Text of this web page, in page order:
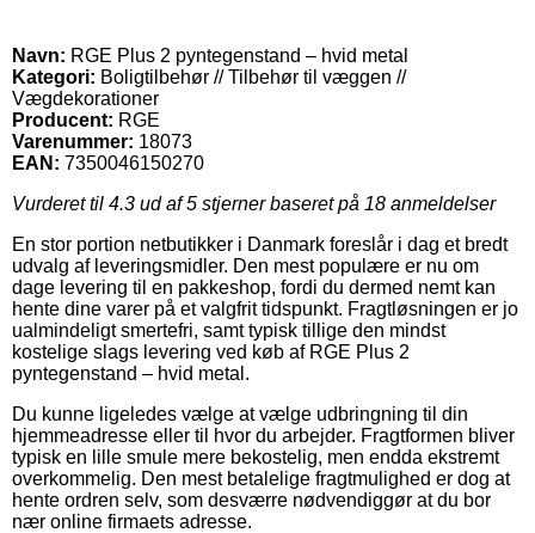
Navn: RGE Plus 2 pyntegenstand – hvid metal
Kategori: Boligtilbehør // Tilbehør til væggen //
Vægdekorationer
Producent: RGE
Varenummer: 18073
EAN: 7350046150270
Vurderet til 4.3 ud af 5 stjerner baseret på 18 anmeldelser
En stor portion netbutikker i Danmark foreslår i dag et bredt
udvalg af leveringsmidler. Den mest populære er nu om
dage levering til en pakkeshop, fordi du dermed nemt kan
hente dine varer på et valgfrit tidspunkt. Fragtløsningen er jo
ualmindeligt smertefri, samt typisk tillige den mindst
kostelige slags levering ved køb af RGE Plus 2
pyntegenstand – hvid metal.
Du kunne ligeledes vælge at vælge udbringning til din
hjemmeadresse eller til hvor du arbejder. Fragtformen bliver
typisk en lille smule mere bekostelig, men endda ekstremt
overkommelig. Den mest betalelige fragtmulighed er dog at
hente ordren selv, som desværre nødvendiggør at du bor
nær online firmaets adresse.